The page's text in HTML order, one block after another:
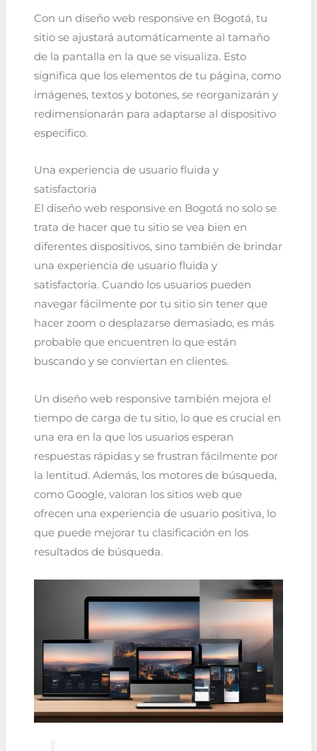
Con un diseño web responsive en Bogotá, tu
sitio se ajustará automáticamente al tamaño
de la pantalla en la que se visualiza. Esto
significa que los elementos de tu página, como
imágenes, textos y botones, se reorganizarán y
redimensionarán para adaptarse al dispositivo
específico.
Una experiencia de usuario fluida y
satisfactoria
El diseño web responsive en Bogotá no solo se
trata de hacer que tu sitio se vea bien en
diferentes dispositivos, sino también de brindar
una experiencia de usuario fluida y
satisfactoria. Cuando los usuarios pueden
navegar fácilmente por tu sitio sin tener que
hacer zoom o desplazarse demasiado, es más
probable que encuentren lo que están
buscando y se conviertan en clientes.
Un diseño web responsive también mejora el
tiempo de carga de tu sitio, lo que es crucial en
una era en la que los usuarios esperan
respuestas rápidas y se frustran fácilmente por
la lentitud. Además, los motores de búsqueda,
como Google, valoran los sitios web que
ofrecen una experiencia de usuario positiva, lo
que puede mejorar tu clasificación en los
resultados de búsqueda.